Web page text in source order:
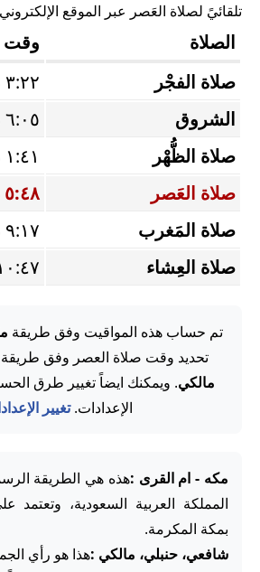
تلقائيً لصلاة العَصر عبر الموقع
الصلاة
وقت
صلاة الفجْر
٣:٢٢ ص
الشروق
٦:٠٥ ص
صلاة الظُّهْر
١:٤١ م
صلاة العَصر
٥:٤٨ م
صلاة المَغرب
٩:١٧ م
صلاة العِشاء
١٠:٤٧
تم حساب هذه المواقيت وفق طريقة
تحديد وقت صلاة العصر وفق
مالكي. ويمكنك ايضاً تغيير طرق
الإعدادات.تغيير
مكه - ام القرى :هذه هي الطريقة
المملكة العربية السعودية، وتعتمد
بمكة المكرمة.
شافعي، حنبلي، مالكي :هذا هو رأي